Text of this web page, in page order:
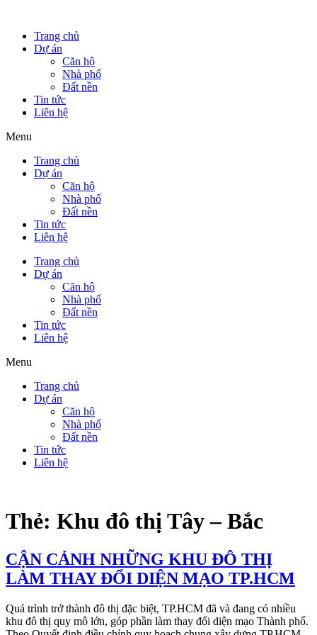
Trang chủ
Dự án
Căn hộ
Nhà phố
Đất nền
Tin tức
Liên hệ
Menu
Trang chủ
Dự án
Căn hộ
Nhà phố
Đất nền
Tin tức
Liên hệ
Trang chủ
Dự án
Căn hộ
Nhà phố
Đất nền
Tin tức
Liên hệ
Menu
Trang chủ
Dự án
Căn hộ
Nhà phố
Đất nền
Tin tức
Liên hệ
Thẻ: Khu đô thị Tây – Bắc
CẬN CẢNH NHỮNG KHU ĐÔ THỊ
LÀM THAY ĐỔI DIỆN MẠO TP.HCM
Quá trình trở thành đô thị đặc biệt, TP.HCM đã và đang có nhiều
khu đô thị quy mô lớn, góp phần làm thay đổi diện mạo Thành phố.